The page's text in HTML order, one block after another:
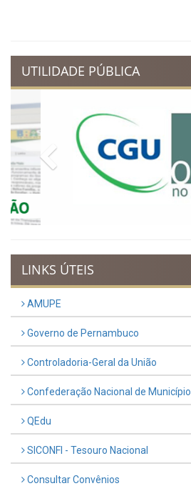
Ibimirim
regressiva
Publicado em: 9 de
UTILIDADE PÚBLICA
Previous
LINKS ÚTEIS